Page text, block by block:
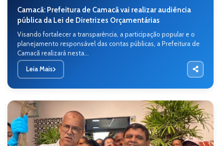
Camacã: Prefeitura de Camacã vai realizar audiência
pública da Lei de Diretrizes Orçamentárias
Visando fortalecer a transparência, a participação popular e o
planejamento responsável das contas públicas, a Prefeitura de
Camacã realizará nesta...
Leia Mais